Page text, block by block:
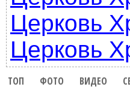
Церковь
Церковь
ТОП ФОТО ВИДЕО